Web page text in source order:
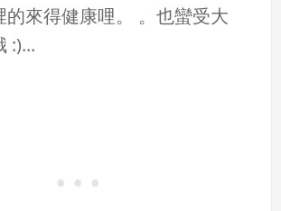
的來得健康哩。 。也蠻受大
:)...